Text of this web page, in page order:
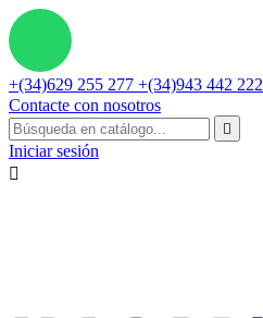
+(34)629 255 277 +(34)943 442 222
Contacte con nosotros

Iniciar sesión
